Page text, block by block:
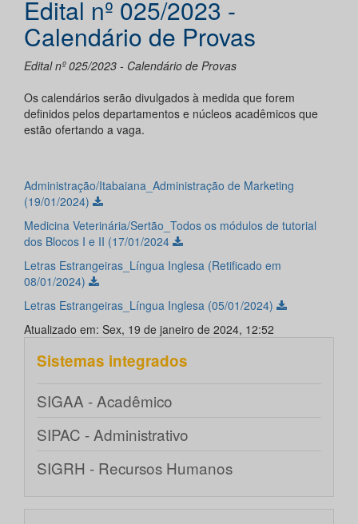
Edital nº 025/2023 -
Calendário de Provas
Edital nº 025/2023 - Calendário de Provas
Os calendários serão divulgados à medida que forem
definidos pelos departamentos e núcleos acadêmicos que
estão ofertando a vaga.
Administração/Itabaiana_Administração de Marketing
(19/01/2024)
Medicina Veterinária/Sertão_Todos os módulos de tutorial
dos Blocos I e II (17/01/2024
Letras Estrangeiras_Língua Inglesa (Retificado em
08/01/2024)
Letras Estrangeiras_Língua Inglesa (05/01/2024)
Atualizado em: Sex, 19 de janeiro de 2024, 12:52
Sistemas integrados
SIGAA - Acadêmico
SIPAC - Administrativo
SIGRH - Recursos Humanos